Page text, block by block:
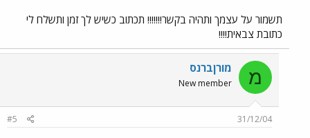
תשמור על עצמך ותהיה בקשר!!!!!!! תכתוב כשיש לך זמן ותשלח לי
כתובת צבאית!!!!
מ מורןברנס
New member
31/12/04
#5